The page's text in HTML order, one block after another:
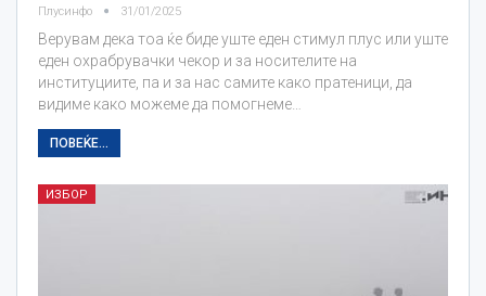
Плусинфо 31/01/2025
Верувам дека тоа ќе биде уште еден стимул плус или уште
еден охрабрувачки чекор и за носителите на
институциите, па и за нас самите како пратеници, да
видиме како можеме да помогнеме…
ПОВЕЌЕ...
ИЗБОР